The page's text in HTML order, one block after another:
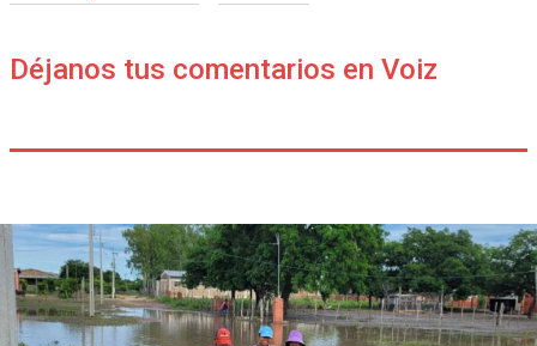
Déjanos tus comentarios en Voiz